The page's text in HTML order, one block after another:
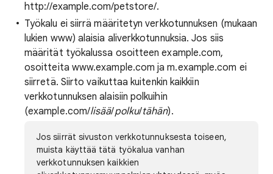
http://example.com/petstore/.
Työkalu ei siirrä määritetyn verkkotunnuksen (mukaan
lukien www) alaisia aliverkkotunnuksia. Jos siis
määrität työkalussa osoitteen example.com,
osoitteita www.example.com ja m.example.com ei
siirretä. Siirto vaikuttaa kuitenkin kaikkiin
verkkotunnuksen alaisiin polkuihin
(example.com/lisää/polku/tähän).
Jos siirrät sivuston verkkotunnuksesta toiseen,
muista käyttää tätä työkalua vanhan
verkkotunnuksen kaikkien